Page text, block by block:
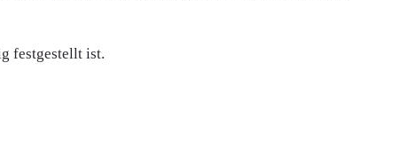
festgestellt ist.